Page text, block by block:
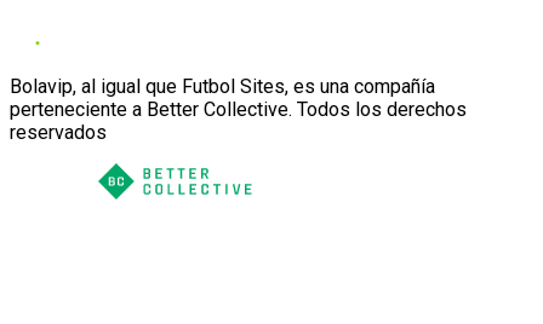
Bolavip, al igual que Futbol Sites, es una compañía
perteneciente a Better Collective. Todos los derechos
reservados